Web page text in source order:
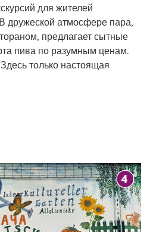
для жителей
дружеской атмосфере пара,
предлагает сытные
пива по разумным ценам.
только настоящая